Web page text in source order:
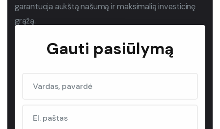
garantuoja aukštą našumą ir maksimalią investicinę
grąžą.
Gauti pasiūlymą